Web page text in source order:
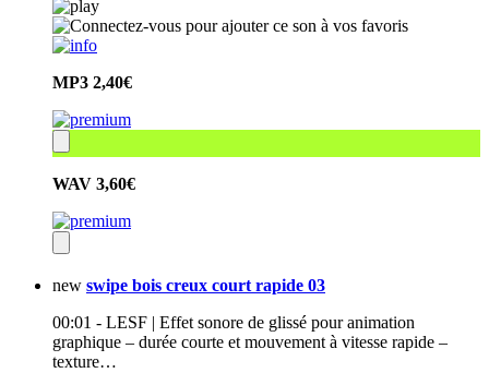
MP3 2,40€
WAV 3,60€
new swipe bois creux court rapide 03
00:01 - LESF | Effet sonore de glissé pour animation
graphique – durée courte et mouvement à vitesse rapide –
texture…